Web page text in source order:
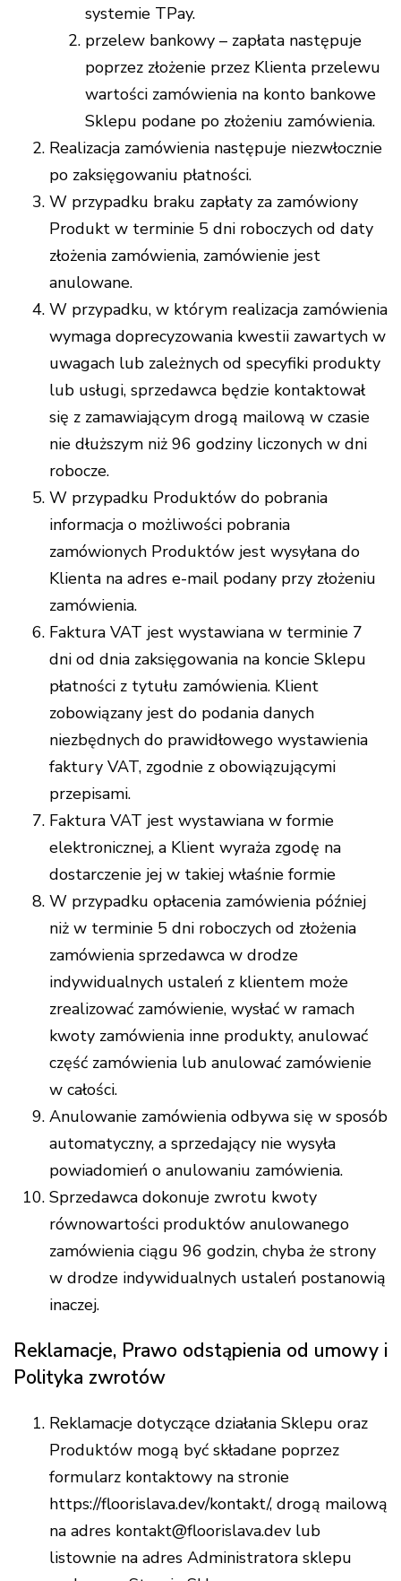
systemie TPay.
przelew bankowy – zapłata następuje
poprzez złożenie przez Klienta przelewu
wartości zamówienia na konto bankowe
Sklepu podane po złożeniu zamówienia.
Realizacja zamówienia następuje niezwłocznie
po zaksięgowaniu płatności.
W przypadku braku zapłaty za zamówiony
Produkt w terminie 5 dni roboczych od daty
złożenia zamówienia, zamówienie jest
anulowane.
W przypadku, w którym realizacja zamówienia
wymaga doprecyzowania kwestii zawartych w
uwagach lub zależnych od specyfiki produkty
lub usługi, sprzedawca będzie kontaktował
się z zamawiającym drogą mailową w czasie
nie dłuższym niż 96 godziny liczonych w dni
robocze.
W przypadku Produktów do pobrania
informacja o możliwości pobrania
zamówionych Produktów jest wysyłana do
Klienta na adres e-mail podany przy złożeniu
zamówienia.
Faktura VAT jest wystawiana w terminie 7
dni od dnia zaksięgowania na koncie Sklepu
płatności z tytułu zamówienia. Klient
zobowiązany jest do podania danych
niezbędnych do prawidłowego wystawienia
faktury VAT, zgodnie z obowiązującymi
przepisami.
Faktura VAT jest wystawiana w formie
elektronicznej, a Klient wyraża zgodę na
dostarczenie jej w takiej właśnie formie
W przypadku opłacenia zamówienia później
niż w terminie 5 dni roboczych od złożenia
zamówienia sprzedawca w drodze
indywidualnych ustaleń z klientem może
zrealizować zamówienie, wysłać w ramach
kwoty zamówienia inne produkty, anulować
część zamówienia lub anulować zamówienie
w całości.
Anulowanie zamówienia odbywa się w sposób
automatyczny, a sprzedający nie wysyła
powiadomień o anulowaniu zamówienia.
Sprzedawca dokonuje zwrotu kwoty
równowartości produktów anulowanego
zamówienia ciągu 96 godzin, chyba że strony
w drodze indywidualnych ustaleń postanowią
inaczej.
Reklamacje, Prawo odstąpienia od umowy i
Polityka zwrotów
Reklamacje dotyczące działania Sklepu oraz
Produktów mogą być składane poprzez
formularz kontaktowy na stronie
https://floorislava.dev/kontakt/, drogą mailową
na adres kontakt@floorislava.dev lub
listownie na adres Administratora sklepu